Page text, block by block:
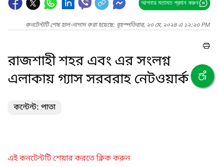
আপনার মতামত প্রদান করুন
কনটেন্টটি শেষ হাল-নাগাদ করা হয়েছে: বৃহস্পতিবার, ২৩ মে, ২০২৪ এ ১২:২৩ PM
রাজশাহী শহর এবং এর সংলগ্ন
এলাকায় গ্যাস সরবরাহ নেটওয়ার্ক
কন্টেন্ট: পাতা
এই কনটেন্টটি শেয়ার করতে ক্লিক করুন